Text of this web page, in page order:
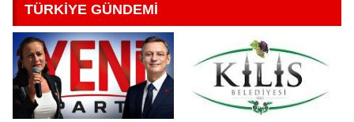
TÜRKİYE GÜNDEMİ